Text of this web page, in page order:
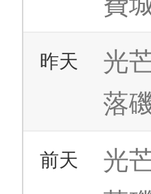
昨天
光
落
前天
光